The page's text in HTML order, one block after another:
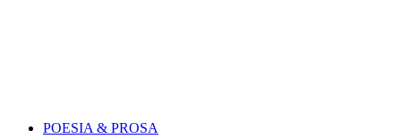
POESIA & PROSA